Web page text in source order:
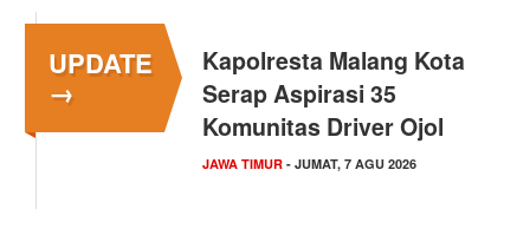
UPDATE
→
Kapolresta Malang Kota
Serap Aspirasi 35
Komunitas Driver Ojol
JAWA TIMUR - JUMAT, 7 AGU 2026